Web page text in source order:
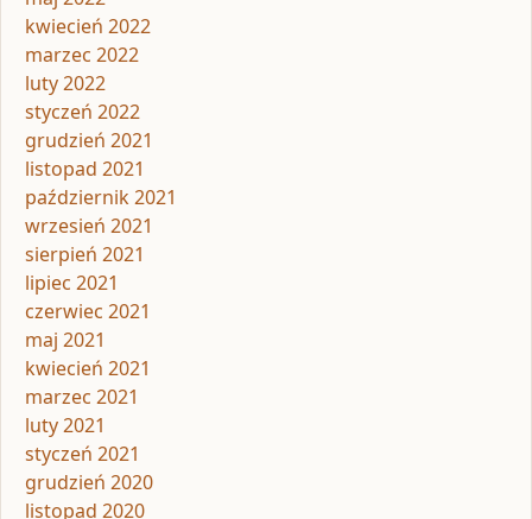
kwiecień 2022
marzec 2022
luty 2022
styczeń 2022
grudzień 2021
listopad 2021
październik 2021
wrzesień 2021
sierpień 2021
lipiec 2021
czerwiec 2021
maj 2021
kwiecień 2021
marzec 2021
luty 2021
styczeń 2021
grudzień 2020
listopad 2020